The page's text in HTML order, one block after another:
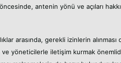
antenin yönü ve açıları
arasında, gerekli izinlerin
yöneticilerle iletişim kurmak